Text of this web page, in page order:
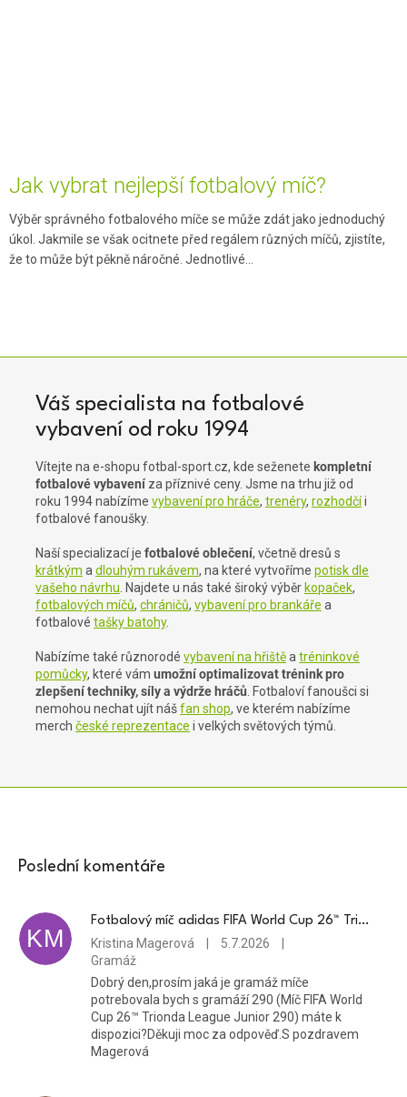
Jak vybrat nejlepší fotbalový míč?
Výběr správného fotbalového míče se může zdát jako jednoduchý
úkol. Jakmile se však ocitnete před regálem různých míčů, zjistíte,
že to může být pěkně náročné. Jednotlivé...
Váš specialista na fotbalové
vybavení od roku 1994
Vítejte na e-shopu fotbal-sport.cz, kde seženete kompletní
fotbalové vybavení za příznivé ceny. Jsme na trhu již od
roku 1994 nabízíme vybavení pro hráče, trenéry, rozhodčíi
fotbalové fanoušky.
Naší specializací je fotbalové oblečení, včetně dresů s
krátkým adlouhým rukávem, na které vytvoříme potisk dle
vašeho návrhu. Najdete u nás také široký výběr kopaček,
fotbalových míčů, chráničů, vybavení pro brankáře a
fotbalové tašky batohy.
Nabízíme také různorodé vybavení na hřištěatréninkové
pomůcky, které vám umožní optimalizovat trénink pro
zlepšení techniky, síly a výdrže hráčů. Fotbaloví fanoušci si
nemohou nechat ujít nášfan shop, ve kterém nabízíme
merch české reprezentace i velkých světových týmů.
Poslední komentáře
KM
Fotbalový míč adidas FIFA World Cup 26™ Trionda League
Kristina Magerová 5.7.2026
Gramáž
Dobrý den,prosím jaká je gramáž míče
potrebovala bych s gramáží 290 (Míč FIFA World
Cup 26™ Trionda League Junior 290) máte k
dispozici?Děkuji moc za odpověď.S pozdravem
Magerová